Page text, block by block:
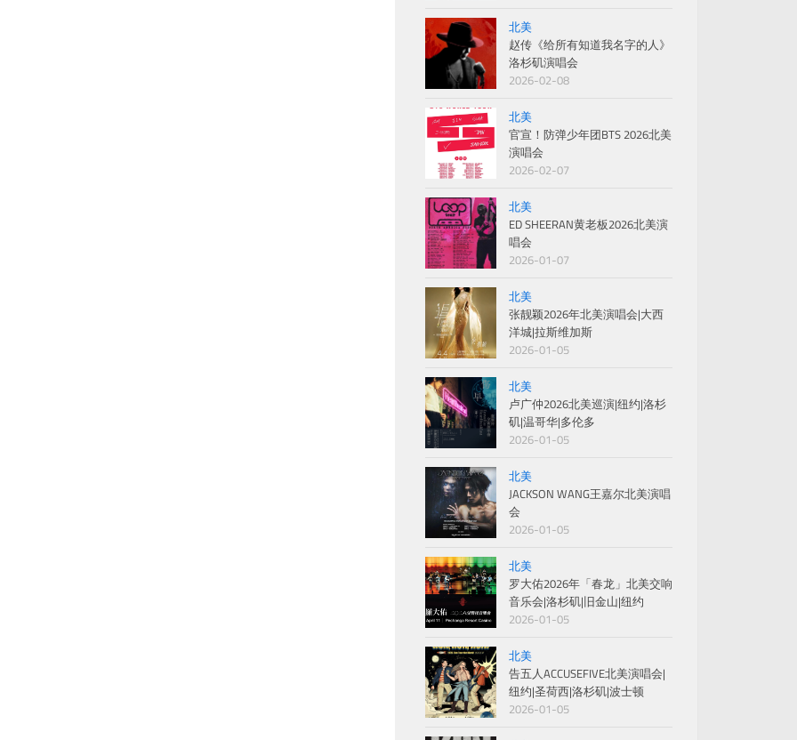
北美
赵传《给所有知道我名字的人》
洛杉矶演唱会
2026-02-08
北美
官宣！防弹少年团BTS 2026北美
演唱会
2026-02-07
北美
ED SHEERAN黄老板2026北美演
唱会
2026-01-07
北美
张靓颖2026年北美演唱会|大西
洋城|拉斯维加斯
2026-01-05
北美
卢广仲2026北美巡演|纽约|洛杉
矶|温哥华|多伦多
2026-01-05
北美
JACKSON WANG王嘉尔北美演唱
会
2026-01-05
北美
罗大佑2026年「春龙」北美交响
音乐会|洛杉矶|旧金山|纽约
2026-01-05
北美
告五人ACCUSEFIVE北美演唱会|
纽约|圣荷西|洛杉矶|波士顿
2026-01-05